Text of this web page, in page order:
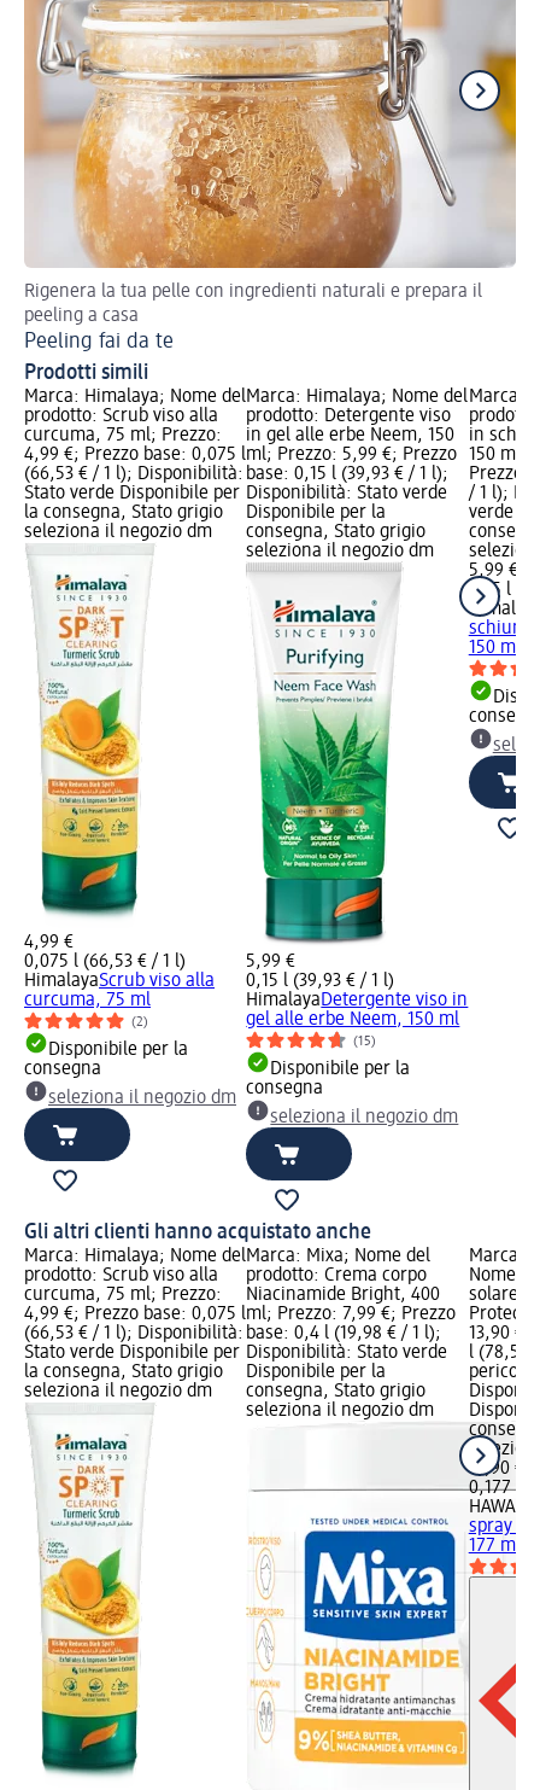
Rigenera la tua pelle con ingredienti naturali e prepara il
peeling a casa
Peeling fai da te
Prodotti simili
Marca: Himalaya; Nome del
prodotto: Scrub viso alla
curcuma, 75 ml; Prezzo:
4,99 €; Prezzo base: 0,075 l
(66,53 € / 1 l); Disponibilità:
Stato verde Disponibile per
la consegna, Stato grigio
seleziona il negozio dm
4,99 €
0,075 l (66,53 € / 1 l)
HimalayaScrub viso alla
curcuma, 75 ml
(2)
Disponibile per la
consegna
seleziona il negozio dm
Marca: Himalaya; Nome del
prodotto: Detergente viso
in gel alle erbe Neem, 150
ml; Prezzo: 5,99 €; Prezzo
base: 0,15 l (39,93 € / 1 l);
Disponibilità: Stato verde
Disponibile per la
consegna, Stato grigio
seleziona il negozio dm
5,99 €
0,15 l (39,93 € / 1 l)
HimalayaDetergente viso in
gel alle erbe Neem, 150 ml
(15)
Disponibile per la
consegna
seleziona il negozio dm
Marca:
in
150 ml;
Prezzo
/ 1 l);
verde
5,99 €
0,15 l
150 ml
Gli altri clienti hanno acquistato anche
Marca: Himalaya; Nome del
prodotto: Scrub viso alla
curcuma, 75 ml; Prezzo:
4,99 €; Prezzo base: 0,075 l
(66,53 € / 1 l); Disponibilità:
Stato verde Disponibile per
la consegna, Stato grigio
seleziona il negozio dm
Marca: Mixa; Nome del
prodotto: Crema corpo
Niacinamide Bright, 400
ml; Prezzo: 7,99 €; Prezzo
base: 0,4 l (19,98 € / 1 l);
Disponibilità: Stato verde
Disponibile per la
consegna, Stato grigio
seleziona il negozio dm
Marca:
Nome
solare
13,90 €;
l (78,53
13,90 €
0,177 l
spray
177 ml